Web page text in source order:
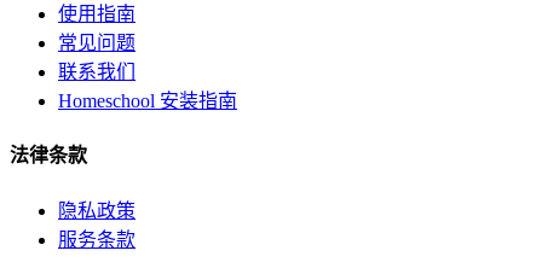
使用指南
常见问题
联系我们
Homeschool 安装指南
法律条款
隐私政策
服务条款